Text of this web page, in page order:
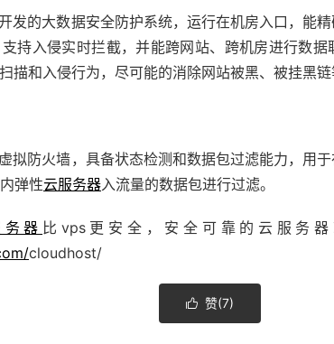
发的大数据安全防护系统，运行在机房入口，能
持入侵实时拦截，并能跨网站、跨机房进行数
描和入侵行为，尽可能的消除网站被黑、被挂黑链
拟防火墙，具备状态检测和数据包过滤能力，用
弹性云服务器入流量的数据包进行过滤。
器 比vps更安全，安全可靠的云服务器
cloudhost/
 赞(7)